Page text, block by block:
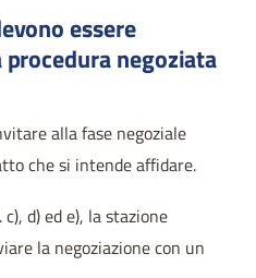
essere
negoziata
alla fase negoziale
che si intende affidare.
d) ed e), la stazione
la negoziazione con un